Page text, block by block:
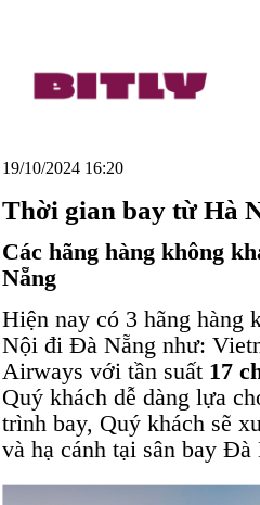
19/10/2024 16:20
Thời gian bay từ Hà
Các hãng hàng không
Nẵng
Hiện nay có 3 hãng hàng
Nội đi Đà Nẵng như:
Airways với tần suất 17
Quý khách dễ dàng lựa
trình bay, Quý khách sẽ
và hạ cánh tại sân bay Đà